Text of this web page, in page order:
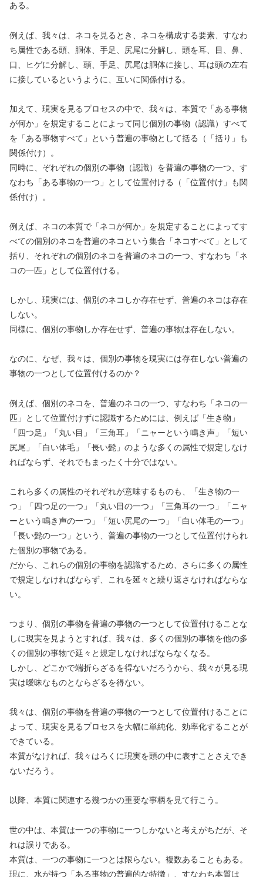
ある。
例えば、我々は、ネコを見るとき、ネコを構成する要素、すなわ
ち属性である頭、胴体、手足、尻尾に分解し、頭を耳、目、鼻、
口、ヒゲに分解し、頭、手足、尻尾は胴体に接し、耳は頭の左右
に接しているというように、互いに関係付ける。
加えて、現実を見るプロセスの中で、我々は、本質で「ある事物
が何か」を規定することによって同じ個別の事物（認識）すべて
を「ある事物すべて」という普遍の事物として括る（「括り」も
関係付け）。
同時に、ぞれぞれの個別の事物（認識）を普遍の事物の一つ、す
なわち「ある事物の一つ」として位置付ける（「位置付け」も関
係付け）。
例えば、ネコの本質で「ネコが何か」を規定することによってす
べての個別のネコを普遍のネコという集合「ネコすべて」として
括り、それぞれの個別のネコを普遍のネコの一つ、すなわち「ネ
コの一匹」として位置付ける。
しかし、現実には、個別のネコしか存在せず、普遍のネコは存在
しない。
同様に、個別の事物しか存在せず、普遍の事物は存在しない。
なのに、なぜ、我々は、個別の事物を現実には存在しない普遍の
事物の一つとして位置付けるのか？
例えば、個別のネコを、普遍のネコの一つ、すなわち「ネコの一
匹」として位置付けずに認識するためには、例えば「生き物」
「四つ足」「丸い目」「三角耳」「ニャーという鳴き声」「短い
尻尾」「白い体毛」「長い髭」のような多くの属性で規定しなけ
ればならず、それでもまったく十分ではない。
これら多くの属性のそれぞれが意味するものも、「生き物の一
つ」「四つ足の一つ」「丸い目の一つ」「三角耳の一つ」「ニャ
ーという鳴き声の一つ」「短い尻尾の一つ」「白い体毛の一つ」
「長い髭の一つ」という、普遍の事物の一つとして位置付けられ
た個別の事物である。
だから、これらの個別の事物を認識するため、さらに多くの属性
で規定しなければならず、これを延々と繰り返さなければならな
い。
つまり、個別の事物を普遍の事物の一つとして位置付けることな
しに現実を見ようとすれば、我々は、多くの個別の事物を他の多
くの個別の事物で延々と規定しなければならなくなる。
しかし、どこかで端折らざるを得ないだろうから、我々が見る現
実は曖昧なものとならざるを得ない。
我々は、個別の事物を普遍の事物の一つとして位置付けることに
よって、現実を見るプロセスを大幅に単純化、効率化することが
できている。
本質がなければ、我々はろくに現実を頭の中に表すことさえでき
ないだろう。
以降、本質に関連する幾つかの重要な事柄を見て行こう。
世の中は、本質は一つの事物に一つしかないと考えがちだが、そ
れは誤りである。
本質は、一つの事物に一つとは限らない。複数あることもある。
現に、水が持つ「ある事物の普遍的な特徴」、すなわち本質は